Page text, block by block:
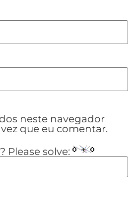
neste navegador
que eu comentar.
Please solve: